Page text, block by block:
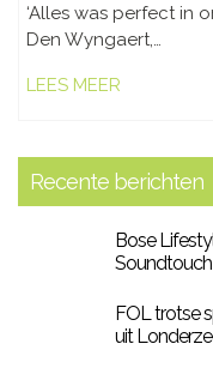
‘Alles was perfect in
Den Wyngaert,…
LEES MEER
Recente berichten
Bose
Soundtouch
FOL trotse
uit